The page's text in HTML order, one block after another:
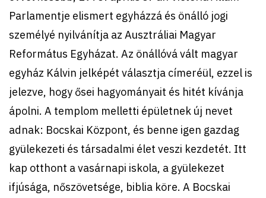
Parlamentje elismert egyházzá és önálló jogi
személyé nyilvánítja az Ausztráliai Magyar
Református Egyházat. Az önállóvá vált magyar
egyház Kálvin jelképét választja címeréül, ezzel is
jelezve, hogy ősei hagyományait és hitét kívánja
ápolni. A templom melletti épületnek új nevet
adnak: Bocskai Központ, és benne igen gazdag
gyülekezeti és társadalmi élet veszi kezdetét. Itt
kap otthont a vasárnapi iskola, a gyülekezet
ifjúsága, nőszövetsége, biblia köre. A Bocskai